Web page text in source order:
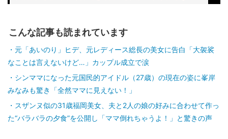
こんな記事も読まれています
元「あいのり」ヒデ、元レディース総長の美女に告白「大袈裟
なことは言えないけど…」カップル成立で涙
シンママになった元国民的アイドル（27歳）の現在の姿に峯岸
みなみも驚き「全然ママに見えない！」
スザンヌ似の31歳福岡美女、夫と2人の娘の好みに合わせて作っ
た“バラバラの夕食”を公開し「ママ倒れちゃうよ！」と驚きの声